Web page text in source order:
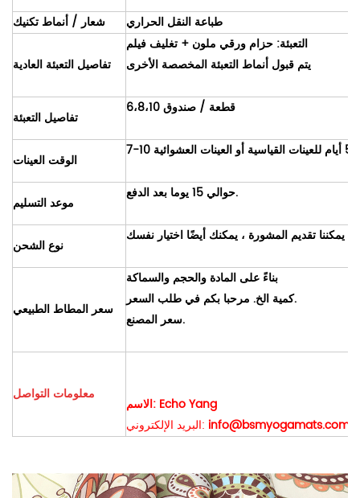
شعار / أنماط تكنيك طباعة النقل الحراري
تفاصيل التعبئة العادية
التعبئة: حزام ورقي ملون + تغليف فيلم
يتم قبول أنماط التعبئة المخصصة الأخرى
تفاصيل التعبئة
6،8،10 قطعة / صندوق
الوقت العينات
موعد التسليم
حوالي 15 يوما بعد الدفع.
نوع الشحن
سعر المطاط الطبيعي
بناءً على المادة والحجم والسماكة
كمية الخ. مرحبا بكم في طلب السعر.
سعر المصنع.
معلومات التواصل
الاسم: Echo Yang
البريد الإلكتروني: info@bsmyogamats.com